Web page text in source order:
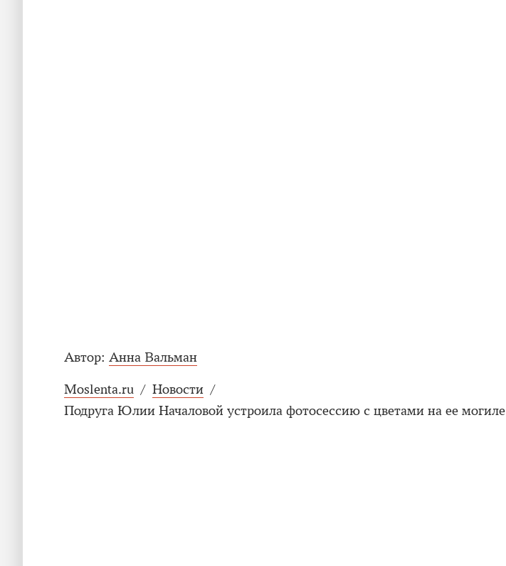
Автор: Анна Вальман
Moslenta.ru / Новости /
Подруга Юлии Началовой устроила фотосессию с цветами на ее могиле